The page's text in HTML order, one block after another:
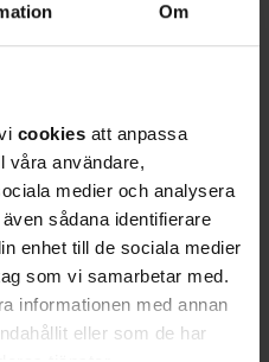
Om
cookies att anpassa
våra användare,
medier och analysera
sådana identifierare
enhet till de sociala medier
som vi samarbetar med.
informationen med annan
eller som de har
klinik?
Dental får göra
tjänster och
klicka nedan, att ni
personuppgifter i
integritetsmeddelande